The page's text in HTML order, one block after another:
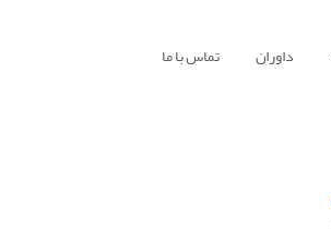
داوران تماس با ما